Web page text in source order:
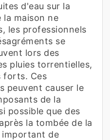
d'eau sur la
la maison ne
les professionnels
se
lors des
pluies torrentielles,
forts. Ces
peuvent causer le
de la
possible que des
la tombée de la
important de